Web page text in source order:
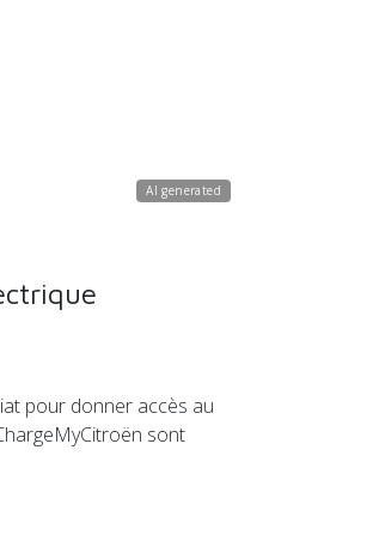
AI generated
pour donner accès au
sont